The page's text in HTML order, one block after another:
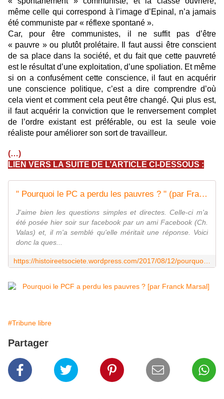
même celle qui correspond à l’image d’Epinal, n’a jamais
été communiste par « réflexe spontané ».
Car, pour être communistes, il ne suffit pas d’être
« pauvre » ou plutôt prolétaire. Il faut aussi être conscient
de sa place dans la société, et du fait que cette pauvreté
est le résultat d’une exploitation, d’une spoliation. Et même
si on a confusément cette conscience, il faut en acquérir
une conscience politique, c’est a dire comprendre d’où
cela vient et comment cela peut être changé. Qui plus est,
il faut acquérir la conviction que le renversement complet
de l’ordre existant est préférable, ou est la seule voie
réaliste pour améliorer son sort de travailleur.
(…)
LIEN VERS LA SUITE DE L’ARTICLE CI-DESSOUS :
" Pourquoi le PC a perdu les pauvres ? " (par Franck Marsal)
J'aime bien les questions simples et directes. Celle-ci m'a
été posée hier soir sur facebook par un ami Facebook (Ch.
Valas) et, il m'a semblé qu'elle méritait une réponse. Voici
donc la ques...
#Tribune libre
Partager